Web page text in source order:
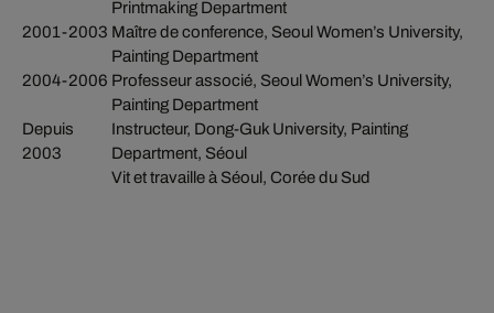
Printmaking Department
2001-2003 Maître de conference, Seoul Women’s University,
Painting Department
2004-2006 Professeur associé, Seoul Women’s University,
Painting Department
Depuis
2003
Instructeur, Dong-Guk University, Painting
Department, Séoul
Vit et travaille à Séoul, Corée du Sud